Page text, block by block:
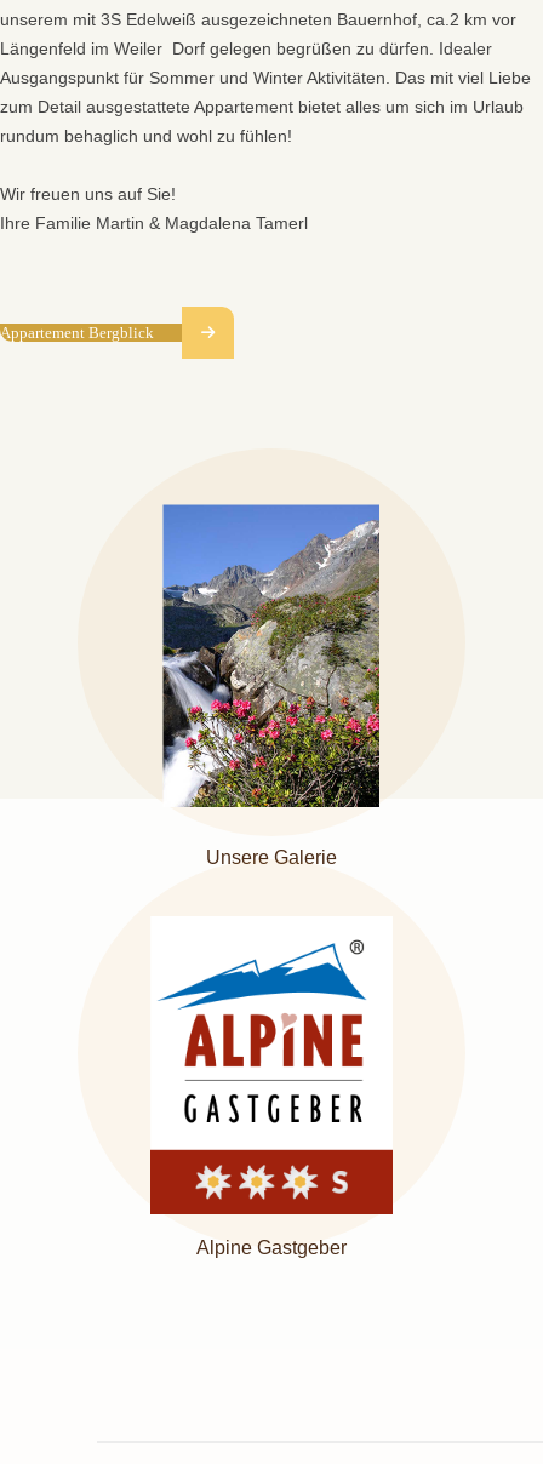
unserem mit 3S Edelweiß ausgezeichneten Bauernhof, ca.2 km vor
Längenfeld im Weiler Dorf gelegen begrüßen zu dürfen. Idealer
Ausgangspunkt für Sommer und Winter Aktivitäten. Das mit viel Liebe
zum Detail ausgestattete Appartement bietet alles um sich im Urlaub
rundum behaglich und wohl zu fühlen!
Wir freuen uns auf Sie!
Ihre Familie Martin & Magdalena Tamerl
Appartement Bergblick
Unsere Galerie
Alpine Gastgeber